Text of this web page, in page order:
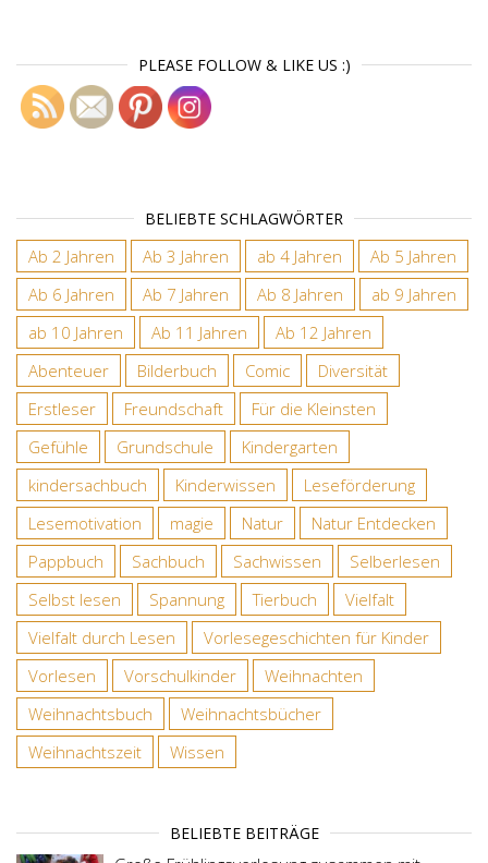
PLEASE FOLLOW & LIKE US :)
BELIEBTE SCHLAGWÖRTER
Ab 2 Jahren Ab 3 Jahren ab 4 Jahren
Ab 5 Jahren
Ab 6 Jahren
Ab 7 Jahren Ab 8 Jahren
ab 9 Jahren
ab 10 Jahren
Ab 11 Jahren
Ab 12 Jahren
Abenteuer
Bilderbuch Comic
Diversität
Erstleser
Freundschaft
Für die Kleinsten
Gefühle
Grundschule
Kindergarten
kindersachbuch
Kinderwissen
Leseförderung
Lesemotivation
magie Natur
Natur Entdecken
Pappbuch
Sachbuch Sachwissen
Selberlesen
Selbst lesen
Spannung Tierbuch
Vielfalt
Vielfalt durch Lesen
Vorlesegeschichten für Kinder
Vorlesen
Vorschulkinder
Weihnachten
Weihnachtsbuch
Weihnachtsbücher
Weihnachtszeit
Wissen
BELIEBTE BEITRÄGE